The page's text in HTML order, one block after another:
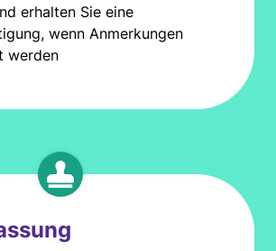
erhalten Sie eine
wenn Anmerkungen
werden